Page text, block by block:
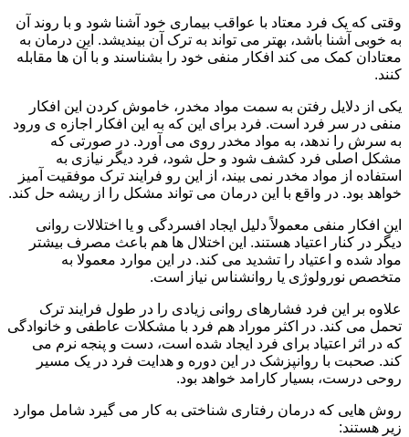
وقتی که یک فرد معتاد با عواقب بیماری خود آشنا شود و با روند آن
به خوبی آشنا باشد، بهتر می تواند به ترک آن بیندیشد. این درمان به
معتادان کمک می کند افکار منفی خود را بشناسند و با آن ها مقابله
کنند.
یکی از دلایل رفتن به سمت مواد مخدر، خاموش کردن این افکار
منفی در سر فرد است. فرد برای این که به این افکار اجازه ی ورود
به سرش را ندهد، به مواد مخدر روی می آورد. در صورتی که
مشکل اصلی فرد کشف شود و حل شود، فرد دیگر نیازی به
استفاده از مواد مخدر نمی بیند، از این رو فرایند ترک موفقیت آمیز
خواهد بود. در واقع با این درمان می تواند مشکل را از ریشه حل کند.
این افکار منفی معمولاً دلیل ایجاد افسردگی و یا اختلالات روانی
دیگر در کنار اعتیاد هستند. این اختلال ها هم باعث مصرف بیشتر
مواد شده و اعتیاد را تشدید می کند. در این موارد معمولا به
متخصص نورولوژی یا روانشناس نیاز است.
علاوه بر این فرد فشارهای روانی زیادی را در طول فرایند ترک
تحمل می کند. در اکثر موراد هم فرد با مشکلات عاطفی و خانوادگی
که در اثر اعتیاد برای فرد ایجاد شده است، دست و پنجه نرم می
کند. صحبت با روانپزشک در این دوره و هدایت فرد در یک مسیر
روحی درست، بسیار کارامد خواهد بود.
روش هایی که درمان رفتاری شناختی به کار می گیرد شامل موارد
زیر هستند: